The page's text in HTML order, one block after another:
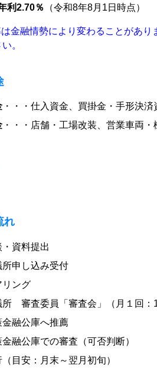
利2.70％ （令和8年8月1日時点）
金融情勢により変わることがあ
。
・・・仕入資金、買掛金・手形決
・・・店舗・工場改装、営業車両
れ
資料提出
所申し込み受付
リング
所 審査委員「審査会」（月１回：
金融公庫へ推薦
金融公庫での審査（可否判断）
目安：月末～翌月初旬）